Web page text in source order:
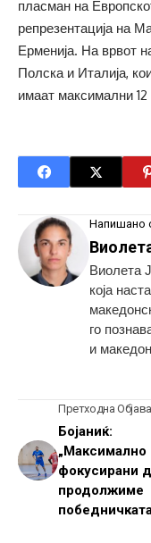
пласман на
репрезентација на
Ерменија. На врвот
Полска и Италија,
имаат максимални
Напишано
Виолета
која
го
и
Претходна Објава
Бојаниќ:
„Максимално
фокусирани
продолжиме